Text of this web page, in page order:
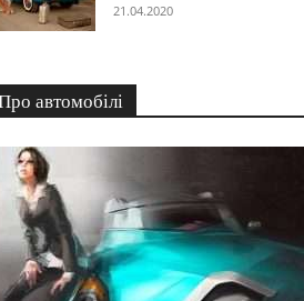
21.04.2020
автомобілі